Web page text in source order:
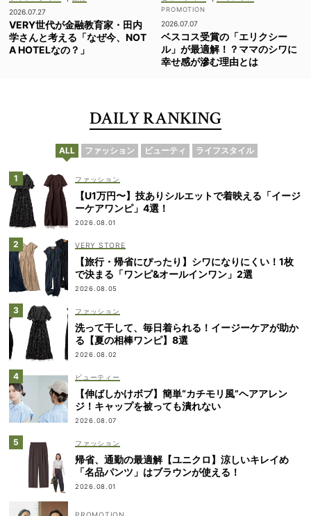
2026.07.27
VERY世代が金融教育家・田内
学さんと考える「なぜ今、NOT
A HOTELなの？」
2026.07.07
ベスコス受賞の「エリクシー
ル」が最適解！？ママのシワに
幸せ感が滲む理由とは
DAILY RANKING
ALL ファッション ビューティ ライフスタイル
ファッション
【U1万円〜】技ありシルエットで着映える「イージ
ーケアワンピ」4選！
2026.08.01
VERY STORE
【旅行・帰省にぴったり】シワになりにくい！1枚
で決まる「ワンピ&オールインワン」2選
2026.08.05
ファッション
洗って干して、毎日着られる！イージーケアが助か
る【夏の相棒ワンピ】8選
2026.08.02
ビューティー
【伸ばしかけボブ】簡単“カチモリ風”ヘアアレン
ジ！キャップを被っても潰れない
2026.08.07
ファッション
帰省、通勤の最適解【ユニクロ】涼しいキレイめ
「名品パンツ」はブラウンが使える！
2026.08.01